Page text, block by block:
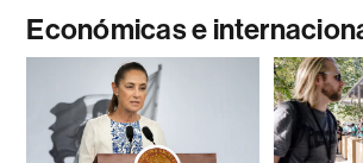
Económicas e